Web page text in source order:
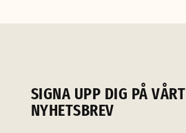
SIGNA UPP DIG PÅ VÅRT
NYHETSBREV